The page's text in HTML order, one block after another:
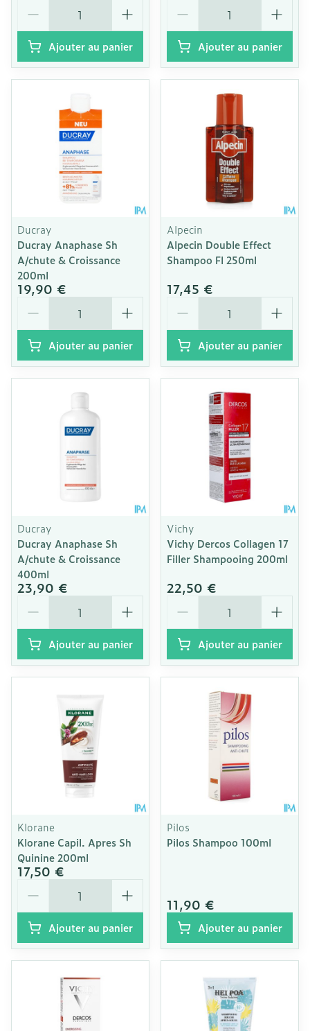
Ajouter au panier Ajouter au panier
Ducray
Ducray Anaphase Sh
A/chute & Croissance
200ml
19,90 €
Ajouter au panier
Alpecin
Alpecin Double Effect
Shampoo Fl 250ml
17,45 €
Ajouter au panier
Ducray
Ducray Anaphase Sh
A/chute & Croissance
400ml
23,90 €
Ajouter au panier
Vichy
Vichy Dercos Collagen 17
Filler Shampooing 200ml
22,50 €
Ajouter au panier
Klorane
Klorane Capil. Apres Sh
Quinine 200ml
17,50 €
Ajouter au panier
Pilos
Pilos Shampoo 100ml
11,90 €
Ajouter au panier